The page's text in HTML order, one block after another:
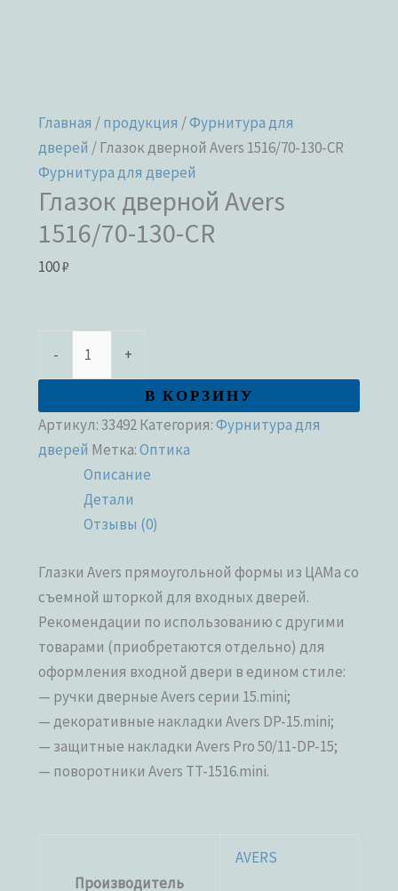
Главная /продукция /Фурнитура для
дверей / Глазок дверной Avers 1516/70-130-CR
Фурнитура для дверей
Глазок дверной Avers
1516/70-130-CR
100₽
- +
В КОРЗИНУ
Артикул:33492Категория:Фурнитура для
дверей Метка:Оптика
Описание
Детали
Отзывы (0)
Глазки Avers прямоугольной формы из ЦАМа со
съемной шторкой для входных дверей.
Рекомендации по использованию с другими
товарами (приобретаются отдельно) для
оформления входной двери в едином стиле:
— ручки дверные Avers серии 15.mini;
— декоративные накладки Avers DP-15.mini;
— защитные накладки Avers Pro 50/11-DP-15;
— поворотники Avers TT-1516.mini.
Производитель
AVERS